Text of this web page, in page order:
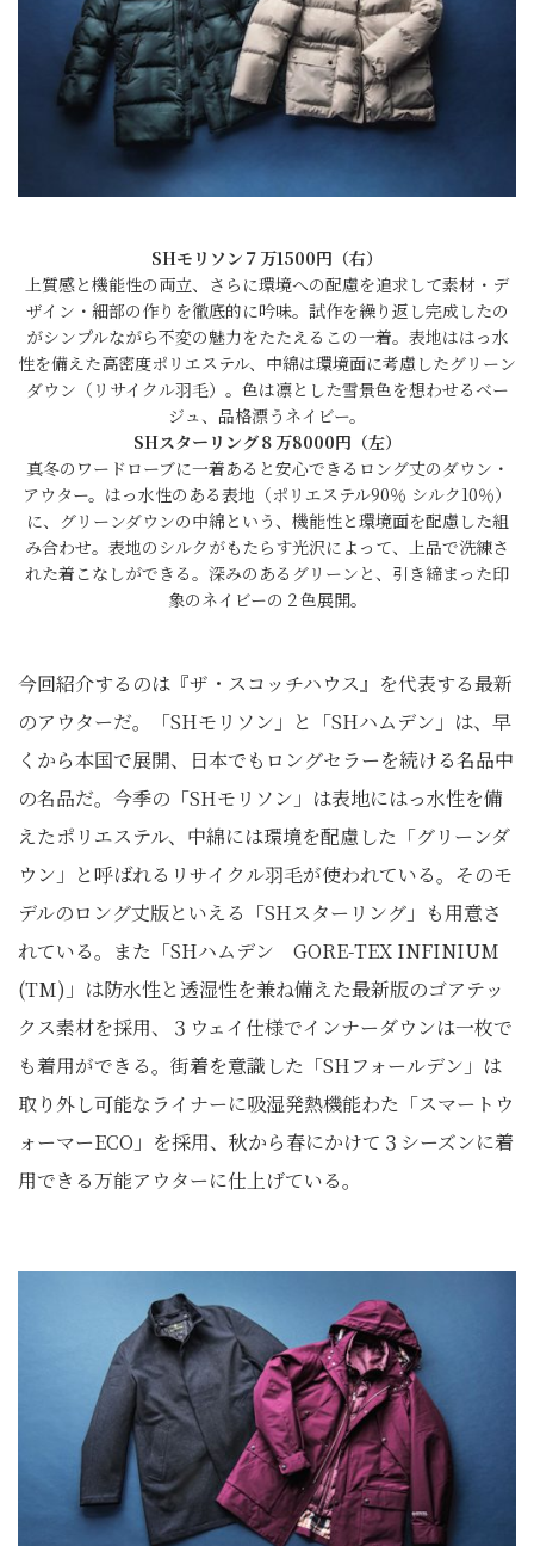
SHモリソン７万1500円（右）
上質感と機能性の両立、さらに環境への配慮を追求して素材・デ
ザイン・細部の作りを徹底的に吟味。試作を繰り返し完成したの
がシンプルながら不変の魅力をたたえるこの一着。表地ははっ水
性を備えた高密度ポリエステル、中綿は環境面に考慮したグリーン
ダウン（リサイクル羽毛）。色は凛とした雪景色を想わせるベー
ジュ、品格漂うネイビー。
SHスターリング８万8000円（左）
真冬のワードローブに一着あると安心できるロング丈のダウン・
アウター。はっ水性のある表地（ポリエステル90％ シルク10％）
に、グリーンダウンの中綿という、機能性と環境面を配慮した組
み合わせ。表地のシルクがもたらす光沢によって、上品で洗練さ
れた着こなしができる。深みのあるグリーンと、引き締まった印
象のネイビーの２色展開。
今回紹介するのは『ザ・スコッチハウス』を代表する最新
のアウターだ。「SHモリソン」と「SHハムデン」は、早
くから本国で展開、日本でもロングセラーを続ける名品中
の名品だ。今季の「SHモリソン」は表地にはっ水性を備
えたポリエステル、中綿には環境を配慮した「グリーンダ
ウン」と呼ばれるリサイクル羽毛が使われている。そのモ
デルのロング丈版といえる「SHスターリング」も用意さ
れている。また「SHハムデン GORE-TEX INFINIUM
(TM)」は防水性と透湿性を兼ね備えた最新版のゴアテッ
クス素材を採用、３ウェイ仕様でインナーダウンは一枚で
も着用ができる。街着を意識した「SHフォールデン」は
取り外し可能なライナーに吸湿発熱機能わた「スマートウ
ォーマーECO」を採用、秋から春にかけて３シーズンに着
用できる万能アウターに仕上げている。